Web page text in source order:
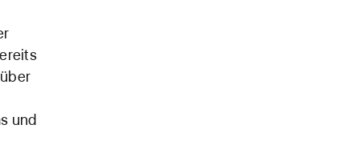
und